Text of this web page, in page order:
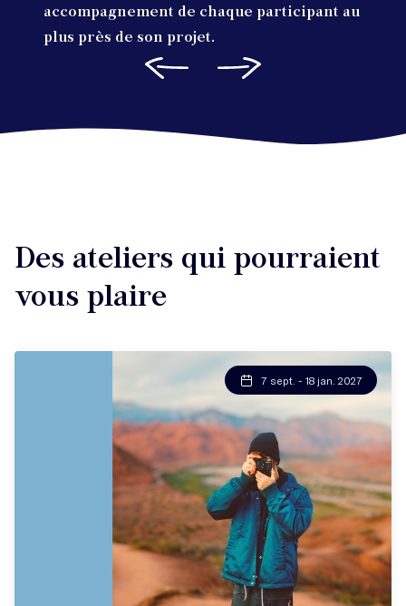
accompagnement de chaque participant au
plus près de son projet.
Des ateliers qui pourraient
vous plaire
7 sept. - 18 jan. 2027